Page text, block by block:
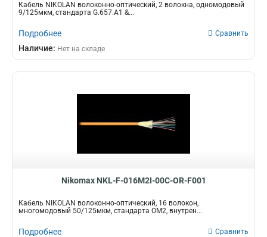
Кабель NIKOLAN волоконно-оптический, 2 волокна, одномодовый
9/125мкм, стандарта G.657.A1 &...
Подробнее Сравнить
Наличие: Нет на складе
Nikomax NKL-F-016M2I-00C-OR-F001
Кабель NIKOLAN волоконно-оптический, 16 волокон,
многомодовый 50/125мкм, стандарта ОМ2, внутрен...
Подробнее Сравнить